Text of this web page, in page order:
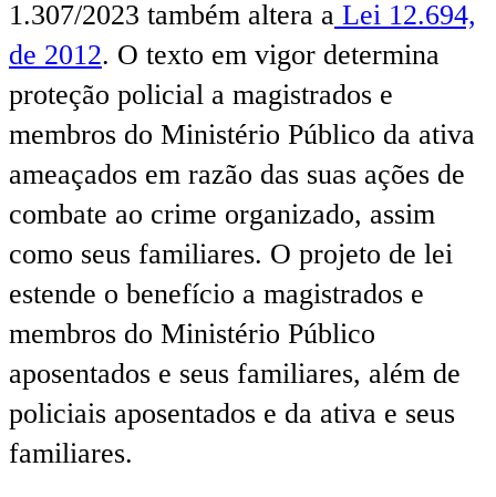
1.307/2023 também altera a Lei 12.694,
de 2012. O texto em vigor determina
proteção policial a magistrados e
membros do Ministério Público da ativa
ameaçados em razão das suas ações de
combate ao crime organizado, assim
como seus familiares. O projeto de lei
estende o benefício a magistrados e
membros do Ministério Público
aposentados e seus familiares, além de
policiais aposentados e da ativa e seus
familiares.